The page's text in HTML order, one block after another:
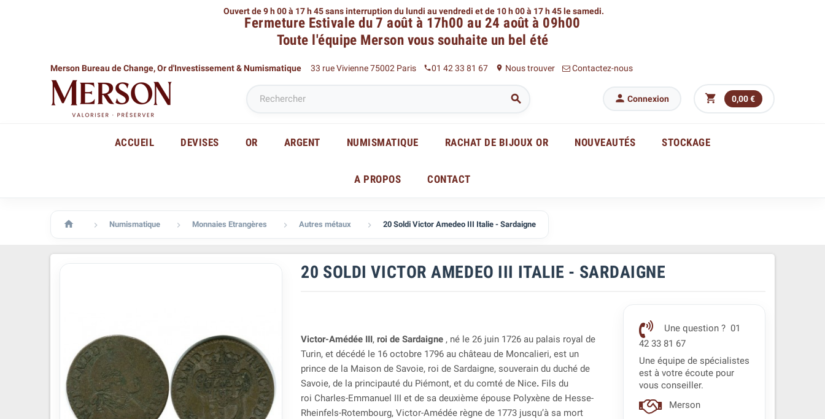
Ouvert de 9 h 00 à 17 h 45 sans interruption du lundi au vendredi et de 10 h 00 à 17 h 45 le samedi.
Fermeture Estivale du 7 août à 17h00 au 24 août à 09h00
Toute l'équipe Merson vous souhaite un bel été
Merson Bureau de Change, Or d'Investissement & Numismatique 33 rue Vivienne 75002 Paris phone01 42 33 81 67 place Nous trouver Contactez-nous
  Connexion  0,00 €
ACCUEIL DEVISES OR ARGENT NUMISMATIQUE RACHAT DE BIJOUX OR NOUVEAUTÉS STOCKAGE
A PROPOS CONTACT
  Numismatique  Monnaies Etrangères  Autres métaux  20 Soldi Victor Amedeo III Italie - Sardaigne
20 SOLDI VICTOR AMEDEO III ITALIE - SARDAIGNE
Victor-Amédée III,roi de Sardaigne , né le 26 juin 1726 au palais royal de
Turin, et décédé le 16 octobre 1796 au château de Moncalieri, est un
prince de la Maison de Savoie, roi de Sardaigne, souverain du duché de
Savoie, de la principauté du Piémont, et du comté de Nice. Fils du
roi Charles-Emmanuel III et de sa deuxième épouse Polyxène de Hesse-
Rheinfels-Rotembourg, Victor-Amédée règne de 1773 jusqu’à sa mort
Une question ? 01
42 33 81 67
Une équipe de spécialistes
est à votre écoute pour
vous conseiller.
Merson